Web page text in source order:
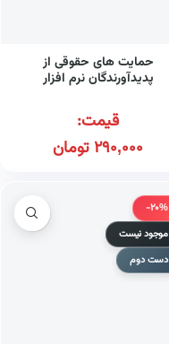
حمایت های حقوقی از
پدیدآورندگان نرم افزار
قیمت:
290,000تومان
-20%
موجود نیست
دست دوم